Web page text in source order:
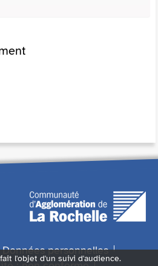
Données personnelles
l'objet d'un suivi d'audience.